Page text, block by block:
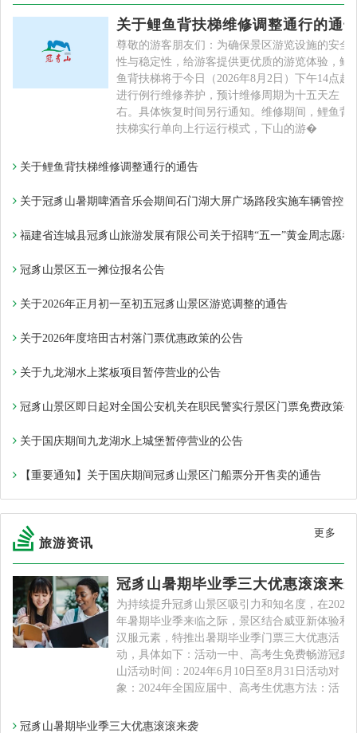
关于鲤鱼背扶梯维修调整通行的通
尊敬的游客朋友们：为确保景区游览设施的安全
性与稳定性，给游客提供更优质的游览体验，鲤
鱼背扶梯将于今日（2026年8月2日）下午14点起
进行例行维修养护，预计维修周期为十五天左
右。具体恢复时间另行通知。维修期间，鲤鱼背
扶梯实行单向上行运行模式，下山的游�
关于鲤鱼背扶梯维修调整通行的通告
关于冠豸山暑期啤酒音乐会期间石门湖大屏广场路段实施车辆管控的
福建省连城县冠豸山旅游发展有限公司关于招聘“五一”黄金周志愿者
冠豸山景区五一摊位报名公告​
关于2026年正月初一至初五冠豸山景区游览调整的通告
关于2026年度培田古村落门票优惠政策的公告
关于九龙湖水上桨板项目暂停营业的公告
冠豸山景区即日起对全国公安机关在职民警实行景区门票免费政策~
关于国庆期间九龙湖水上城堡暂停营业的公告
【重要通知】关于国庆期间冠豸山景区门船票分开售卖的通告
旅游资讯
更多
冠豸山暑期毕业季三大优惠滚滚来
为持续提升冠豸山景区吸引力和知名度，在2024
年暑期毕业季来临之际，景区结合威亚新体验和
汉服元素，特推出暑期毕业季门票三大优惠活
动，具体如下：活动一中、高考生免费畅游冠豸
山活动时间：2024年6月10日至8月31日活动对
象：2024年全国应届中、高考生优惠方法：活
冠豸山暑期毕业季三大优惠滚滚来袭